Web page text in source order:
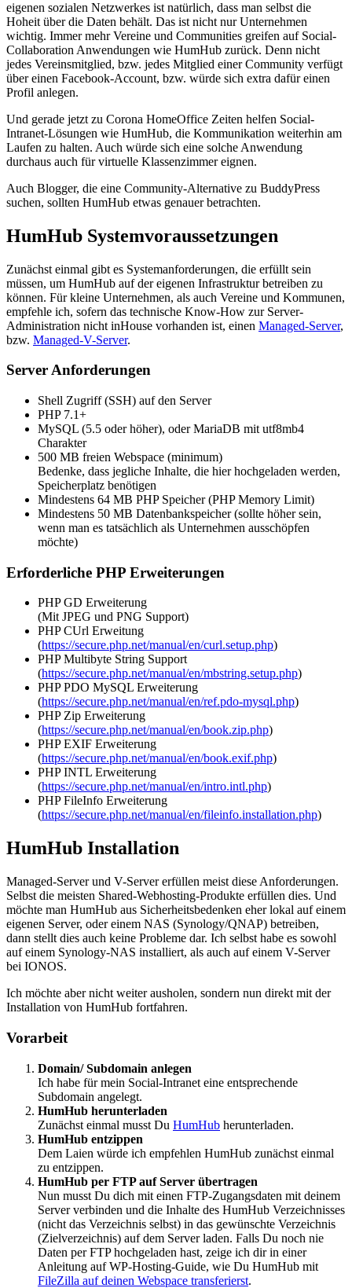
eigenen sozialen Netzwerkes ist natürlich, dass man selbst die
Hoheit über die Daten behält. Das ist nicht nur Unternehmen
wichtig. Immer mehr Vereine und Communities greifen auf Social-
Collaboration Anwendungen wie HumHub zurück. Denn nicht
jedes Vereinsmitglied, bzw. jedes Mitglied einer Community verfügt
über einen Facebook-Account, bzw. würde sich extra dafür einen
Profil anlegen.
Und gerade jetzt zu Corona HomeOffice Zeiten helfen Social-
Intranet-Lösungen wie HumHub, die Kommunikation weiterhin am
Laufen zu halten. Auch würde sich eine solche Anwendung
durchaus auch für virtuelle Klassenzimmer eignen.
Auch Blogger, die eine Community-Alternative zu BuddyPress
suchen, sollten HumHub etwas genauer betrachten.
HumHub Systemvoraussetzungen
Zunächst einmal gibt es Systemanforderungen, die erfüllt sein
müssen, um HumHub auf der eigenen Infrastruktur betreiben zu
können. Für kleine Unternehmen, als auch Vereine und Kommunen,
empfehle ich, sofern das technische Know-How zur Server-
Administration nicht inHouse vorhanden ist, einen Managed-Server,
bzw. Managed-V-Server.
Server Anforderungen
Shell Zugriff (SSH) auf den Server
PHP 7.1+
MySQL (5.5 oder höher), oder MariaDB mit utf8mb4
Charakter
500 MB freien Webspace (minimum)
Bedenke, dass jegliche Inhalte, die hier hochgeladen werden,
Speicherplatz benötigen
Mindestens 64 MB PHP Speicher (PHP Memory Limit)
Mindestens 50 MB Datenbankspeicher (sollte höher sein,
wenn man es tatsächlich als Unternehmen ausschöpfen
möchte)
Erforderliche PHP Erweiterungen
PHP GD Erweiterung
(Mit JPEG und PNG Support)
PHP CUrl Erweitung
(https://secure.php.net/manual/en/curl.setup.php)
PHP Multibyte String Support
(https://secure.php.net/manual/en/mbstring.setup.php)
PHP PDO MySQL Erweiterung
(https://secure.php.net/manual/en/ref.pdo-mysql.php)
PHP Zip Erweiterung
(https://secure.php.net/manual/en/book.zip.php)
PHP EXIF Erweiterung
(https://secure.php.net/manual/en/book.exif.php)
PHP INTL Erweiterung
(https://secure.php.net/manual/en/intro.intl.php)
PHP FileInfo Erweiterung
(https://secure.php.net/manual/en/fileinfo.installation.php)
HumHub Installation
Managed-Server und V-Server erfüllen meist diese Anforderungen.
Selbst die meisten Shared-Webhosting-Produkte erfüllen dies. Und
möchte man HumHub aus Sicherheitsbedenken eher lokal auf einem
eigenen Server, oder einem NAS (Synology/QNAP) betreiben,
dann stellt dies auch keine Probleme dar. Ich selbst habe es sowohl
auf einem Synology-NAS installiert, als auch auf einem V-Server
bei IONOS.
Ich möchte aber nicht weiter ausholen, sondern nun direkt mit der
Installation von HumHub fortfahren.
Vorarbeit
Domain/ Subdomain anlegen
Ich habe für mein Social-Intranet eine entsprechende
Subdomain angelegt.
HumHub herunterladen
Zunächst einmal musst Du HumHub herunterladen.
HumHub entzippen
Dem Laien würde ich empfehlen HumHub zunächst einmal
zu entzippen.
HumHub per FTP auf Server übertragen
Nun musst Du dich mit einen FTP-Zugangsdaten mit deinem
Server verbinden und die Inhalte des HumHub Verzeichnisses
(nicht das Verzeichnis selbst) in das gewünschte Verzeichnis
(Zielverzeichnis) auf dem Server laden. Falls Du noch nie
Daten per FTP hochgeladen hast, zeige ich dir in einer
Anleitung auf WP-Hosting-Guide, wie Du HumHub mit
FileZilla auf deinen Webspace transferierst.